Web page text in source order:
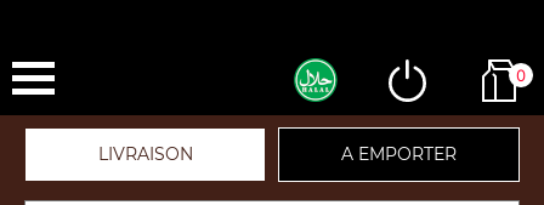
0
LIVRAISON A EMPORTER